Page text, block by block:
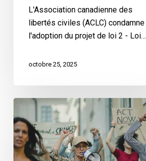
QuébecL'Association canadienne des
libertés civiles (ACLC) condamne
l'adoption du projet de loi 2 - Loi…
octobre 25, 2025
Les
groupes
de
la
société